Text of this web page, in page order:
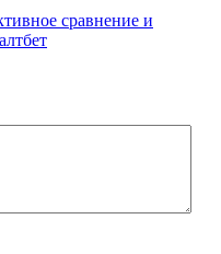
сравнение и